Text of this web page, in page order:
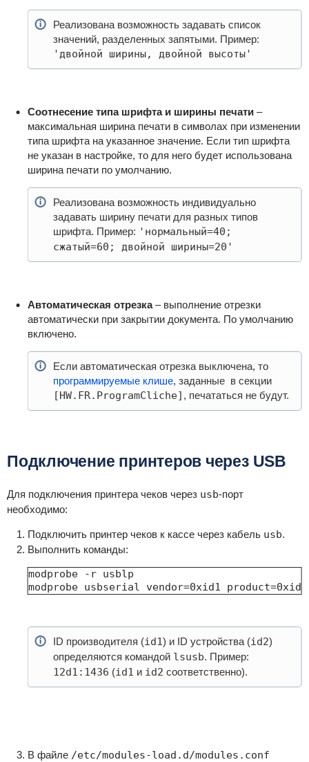
Реализована возможность задавать список
значений, разделенных запятыми. Пример:
'двойной ширины, двойной высоты'
Соотнесение типа шрифта и ширины печати–
максимальная ширина печати в символах при изменении
типа шрифта на указанное значение. Если тип шрифта
не указан в настройке, то для него будет использована
ширина печати по умолчанию.
Реализована возможность индивидуально
задавать ширину печати для разных типов
шрифта. Пример: 'нормальный=40;
сжатый=60; двойной ширины=20'
Автоматическая отрезка– выполнение отрезки
автоматически при закрытии документа. По умолчанию
включено.
Если автоматическая отрезка выключена, то
программируемые клише, заданные в секции
[HW.FR.ProgramCliche] , печататься не будут.
Подключение принтеров через USB
Для подключения принтера чеков через usb-порт
необходимо:
Подключить принтер чеков к кассе через кабель usb.
Выполнить команды:
modprobe -r usblp
modprobe usbserial vendor=0xid1 product=0xid2
ID производителя (id1) и ID устройства (id2)
определяются командой lsusb. Пример:
12d1:1436 (id1 и id2 соответственно).
В файле /etc/modules-load.d/modules.conf